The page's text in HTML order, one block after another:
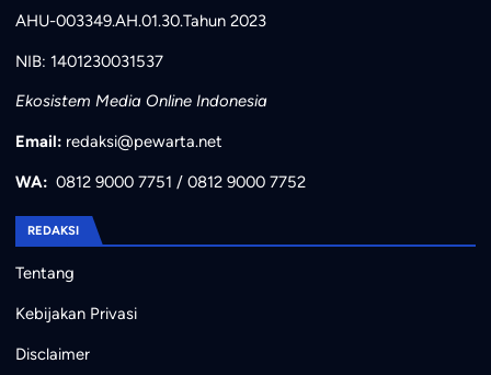
AHU-003349.AH.01.30.Tahun 2023
NIB: 1401230031537
Ekosistem Media Online Indonesia
Email: redaksi@pewarta.net
WA: 0812 9000 7751 / 0812 9000 7752
REDAKSI
Tentang
Kebijakan Privasi
Disclaimer